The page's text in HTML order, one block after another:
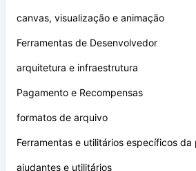
canvas, visualização e animação
Ferramentas de Desenvolvedor
arquitetura e infraestrutura
Pagamento e Recompensas
formatos de arquivo
Ferramentas e utilitários específicos da
ajudantes e utilitários